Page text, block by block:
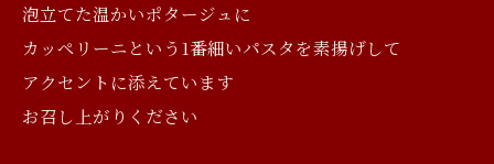
泡立てた温かいポタージュに
カッペリーニという1番細いパスタを素揚げして
アクセントに添えています
お召し上がりください